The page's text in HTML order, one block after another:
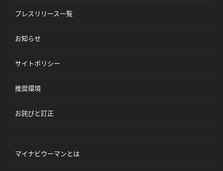
プレスリリース一覧
お知らせ
サイトポリシー
推奨環境
お詫びと訂正
マイナビウーマンとは